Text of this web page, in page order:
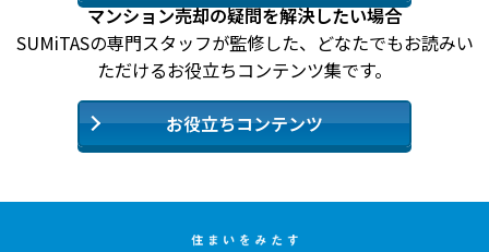
マンション売却の疑問を解決したい場合
SUMiTASの専門スタッフが監修した、どなたでもお読みい
ただけるお役立ちコンテンツ集です。
お役立ちコンテンツ